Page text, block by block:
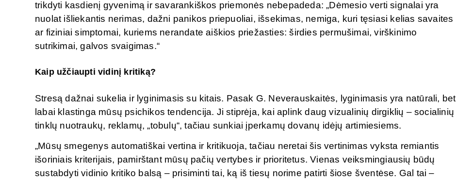
trikdyti kasdienį gyvenimą ir savarankiškos priemonės nebepadeda: „Dėmesio verti signalai yra
nuolat išliekantis nerimas, dažni panikos priepuoliai, išsekimas, nemiga, kuri tęsiasi kelias savaites
ar fiziniai simptomai, kuriems nerandate aiškios priežasties: širdies permušimai, virškinimo
sutrikimai, galvos svaigimas.“
Kaip užčiaupti vidinį kritiką?
Stresą dažnai sukelia ir lyginimasis su kitais. Pasak G. Neverauskaitės, lyginimasis yra natūrali, bet
labai klastinga mūsų psichikos tendencija. Ji stiprėja, kai aplink daug vizualinių dirgiklių – socialinių
tinklų nuotraukų, reklamų, „tobulų“, tačiau sunkiai įperkamų dovanų idėjų artimiesiems.
„Mūsų smegenys automatiškai vertina ir kritikuoja, tačiau neretai šis vertinimas vyksta remiantis
išoriniais kriterijais, pamirštant mūsų pačių vertybes ir prioritetus. Vienas veiksmingiausių būdų
sustabdyti vidinio kritiko balsą – prisiminti tai, ką iš tiesų norime patirti šiose šventėse. Gal tai –